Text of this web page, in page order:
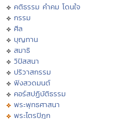
คติธรรม คำคม โดนใจ
กรรม
ศีล
บุญทาน
สมาธิ
วิปัสสนา
ปริวาสกรรม
ฟังสวดมนต์
คอร์สปฏิบัติธรรม
พระพุทธศาสนา
พระไตรปิฏก